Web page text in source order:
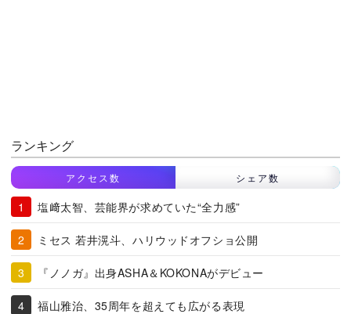
ランキング
アクセス数 シェア数
塩﨑太智、芸能界が求めていた“全力感”
ミセス 若井滉斗、ハリウッドオフショ公開
『ノノガ』出身ASHA＆KOKONAがデビュー
福山雅治、35周年を超えても広がる表現